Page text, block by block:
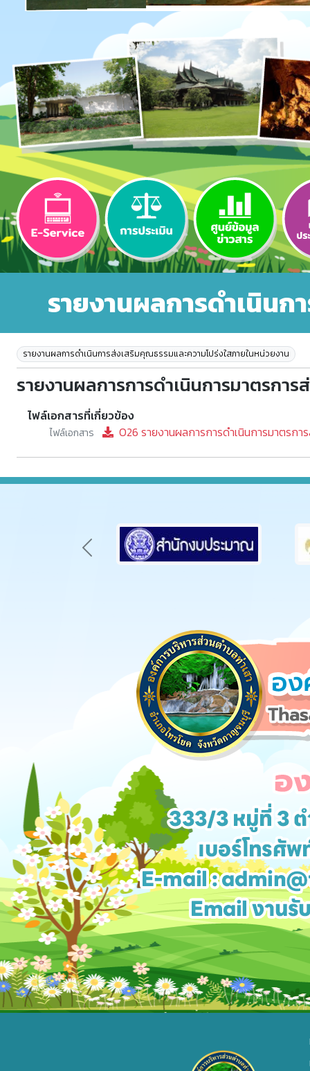
รายงานผลการดำเนินก
รายงานผลการดำเนินการส่งเสริมคุณธรรมและความโปร่งใสภายในหน่วยงาน
รายงานผลการการดำเนินการมาตรกา
ไฟล์เอกสารที่เกี่ยวข้อง
ไฟล์เอกสาร O26 รายงานผลการการดำเนินการมาตรก
Previous